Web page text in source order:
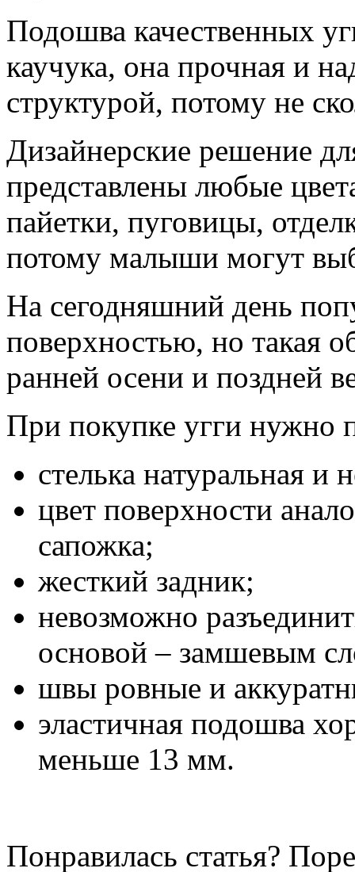
Подошва качественных
каучука, она прочная и
структурой, потому не
Дизайнерские решение
представлены любые
пайетки, пуговицы,
потому малыши могут
На сегодняшний день
поверхностью, но такая
ранней осени и поздней
При покупке угги нужно
стелька натуральная и
цвет поверхности
сапожка;
жесткий задник;
невозможно
основой – замшевым
швы ровные и
эластичная подошва
меньше 13 мм.
Понравилась статья?